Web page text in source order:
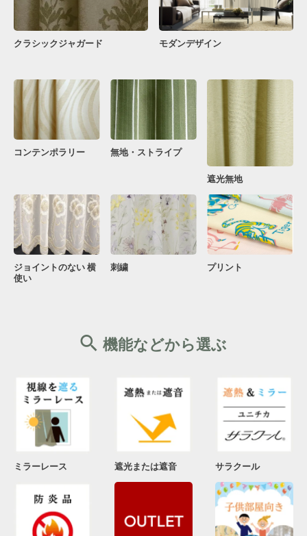
クラシックジャガード モダンデザイン
コンテンポラリー 無地・ストライプ
遮光無地
ジョイントのない 横
使い
刺繍 プリント
機能などから選ぶ
ミラーレース 遮光または遮音 サラクール